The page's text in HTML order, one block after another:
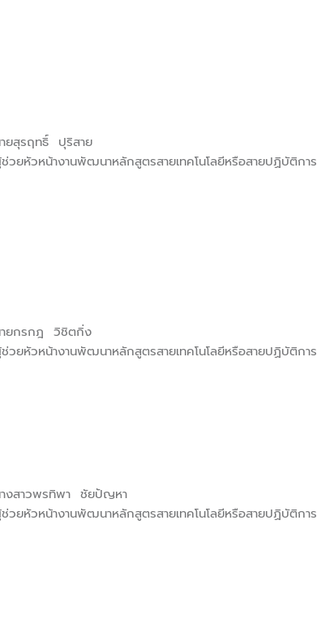
ยสุรฤทธิ์ ปุริสาย
วยหัวหน้างานพัฒนาหลักสูตรสายเทคโนโลยีหรือสายปฏิบัติการ
ยกรกฎ วิชิตกิ่ง
วยหัวหน้างานพัฒนาหลักสูตรสายเทคโนโลยีหรือสายปฏิบัติการ
งสาวพรทิพา ชัยปัญหา
วยหัวหน้างานพัฒนาหลักสูตรสายเทคโนโลยีหรือสายปฏิบัติการ